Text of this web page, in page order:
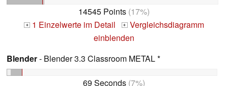
14545 Points (17%)
+ 1 Einzelwerte im Detail + Vergleichsdiagramm
einblenden
Blender- Blender 3.3 Classroom METAL *
69 Seconds (7%)